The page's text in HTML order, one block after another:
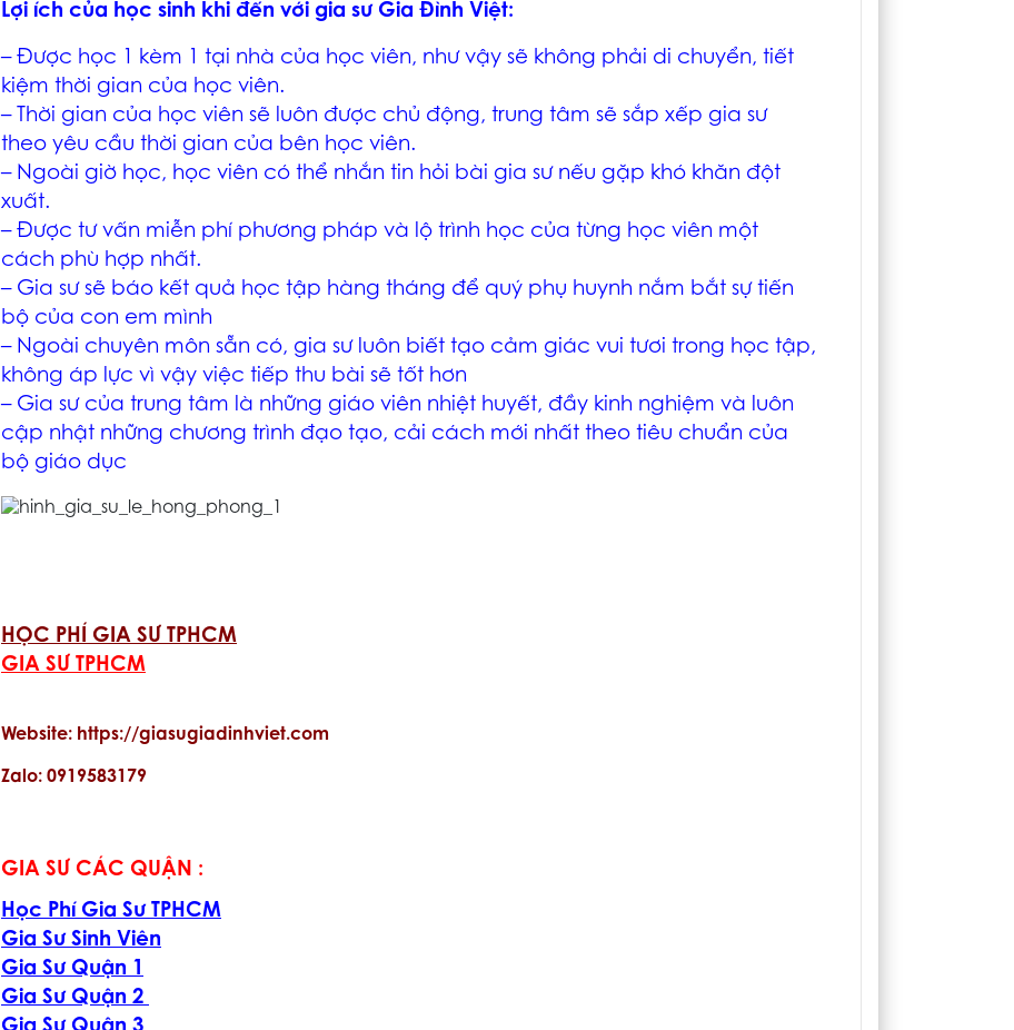
Lợi ích của học sinh khi đến với gia sư Gia Đình Việt:
– Được học 1 kèm 1 tại nhà của học viên, như vậy sẽ không phải di chuyển, tiết
kiệm thời gian của học viên.
– Thời gian của học viên sẽ luôn được chủ động, trung tâm sẽ sắp xếp gia sư
theo yêu cầu thời gian của bên học viên.
– Ngoài giờ học, học viên có thể nhắn tin hỏi bài gia sư nếu gặp khó khăn đột
xuất.
– Được tư vấn miễn phí phương pháp và lộ trình học của từng học viên một
cách phù hợp nhất.
– Gia sư sẽ báo kết quả học tập hàng tháng để quý phụ huynh nắm bắt sự tiến
bộ của con em mình
– Ngoài chuyên môn sẵn có, gia sư luôn biết tạo cảm giác vui tươi trong học tập,
không áp lực vì vậy việc tiếp thu bài sẽ tốt hơn
– Gia sư của trung tâm là những giáo viên nhiệt huyết, đầy kinh nghiệm và luôn
cập nhật những chương trình đạo tạo, cải cách mới nhất theo tiêu chuẩn của
bộ giáo dục
HỌC PHÍ GIA SƯ TPHCM
GIA SƯ TPHCM
Website: https://giasugiadinhviet.com
Zalo: 0919583179
GIA SƯ CÁC QUẬN :
Học Phí Gia Sư TPHCM
Gia Sư Sinh Viên
Gia Sư Quận 1
Gia Sư Quận 2